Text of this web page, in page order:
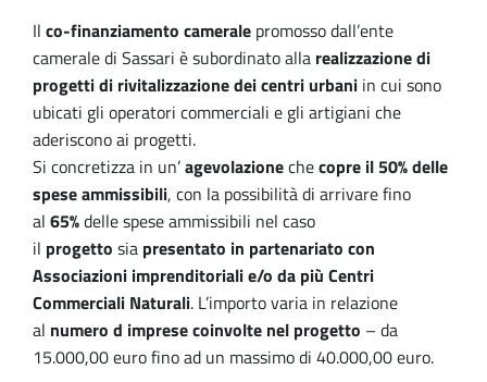
Il co-finanziamento camerale promosso dall’ente
camerale di Sassari è subordinato alla realizzazione di
progetti di rivitalizzazione dei centri urbani in cui sono
ubicati gli operatori commerciali e gli artigiani che
aderiscono ai progetti.
Si concretizza in un’agevolazionechecopre il 50% delle
spese ammissibili, con la possibilità di arrivare fino
al 65%delle spese ammissibili nel caso
il progetto sia presentato in partenariato con
Associazioni imprenditoriali e/o da più Centri
Commerciali Naturali. L’importo varia in relazione
al numero d imprese coinvolte nel progetto – da
15.000,00 euro fino ad un massimo di 40.000,00 euro.